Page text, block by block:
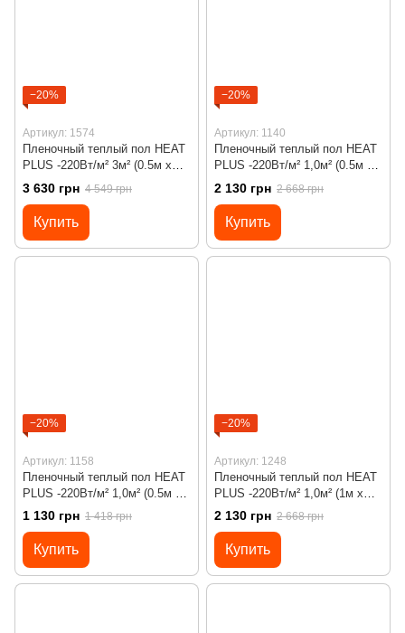
−20%
Артикул: 1574
Пленочный теплый пол HEAT
PLUS -220Вт/м² 3м² (0.5м х
6м)/ 660Вт под ламинат с
программируемым
терморегулятором Х65 Wi-Fi
3 630 грн 4 549 грн
Купить
−20%
Артикул: 1140
Пленочный теплый пол HEAT
PLUS -220Вт/м² 1,0м² (0.5м х
2м)/ 220Вт под ламинат c
программируемым
терморегулятором Х45
2 130 грн 2 668 грн
Купить
−20%
Артикул: 1158
Пленочный теплый пол HEAT
PLUS -220Вт/м² 1,0м² (0.5м х
2м)/ 220Вт под ламинат с
механическим
терморегулятором RTC 70
1 130 грн 1 418 грн
Купить
−20%
Артикул: 1248
Пленочный теплый пол HEAT
PLUS -220Вт/м² 1,0м² (1м х
1м)/ 220Вт под ламинат c
программируемым
терморегулятором Х45
2 130 грн 2 668 грн
Купить